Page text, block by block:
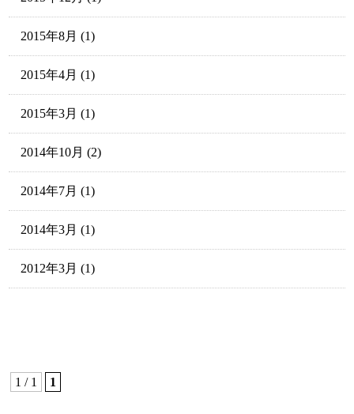
2015年8月 (1)
2015年4月 (1)
2015年3月 (1)
2014年10月 (2)
2014年7月 (1)
2014年3月 (1)
2012年3月 (1)
1 / 1 1